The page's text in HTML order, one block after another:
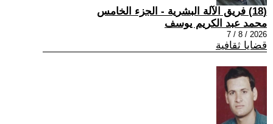
(18) فريق الآلة البشرية - الجزء الخامس
محمد عبد الكريم يوسف
2026 / 8 / 7
قضايا ثقافية